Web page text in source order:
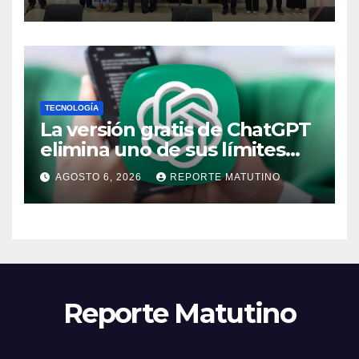
TECNOLOGÍA
La versión gratis de ChatGPT
elimina uno de sus límites
más pedidos y ahora es más
útil
AGOSTO 6, 2026 REPORTE MATUTINO
Reporte Matutino